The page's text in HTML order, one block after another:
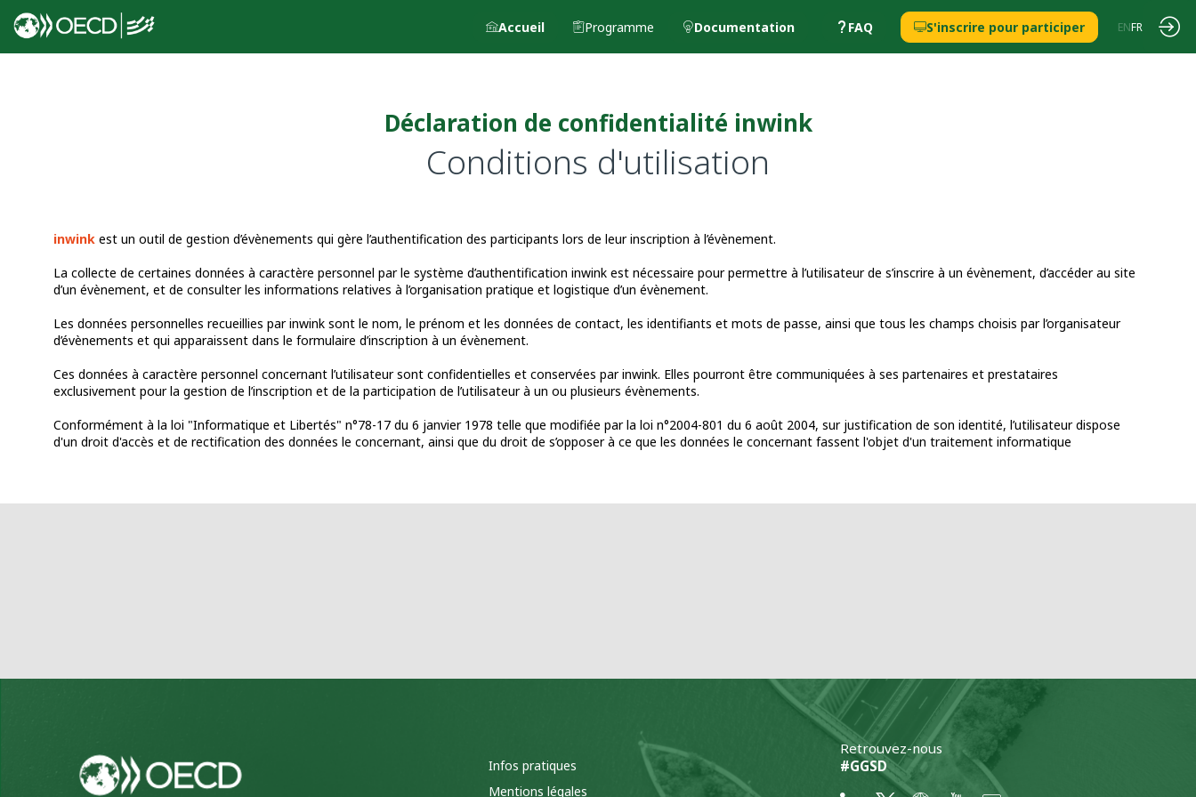
Accueil Programme Documentation FAQ S'inscrire pour participer ENFR
Déclaration de confidentialité inwink
Conditions d'utilisation
inwink est un outil de gestion d’évènements qui gère l’authentification des participants lors de leur inscription à l’évènement.
La collecte de certaines données à caractère personnel par le système d’authentification inwink est nécessaire pour permettre à l’utilisateur de s’inscrire à un évènement, d’accéder au site
d’un évènement, et de consulter les informations relatives à l’organisation pratique et logistique d’un évènement.
Les données personnelles recueillies par inwink sont le nom, le prénom et les données de contact, les identifiants et mots de passe, ainsi que tous les champs choisis par l’organisateur
d’évènements et qui apparaissent dans le formulaire d’inscription à un évènement.
Ces données à caractère personnel concernant l’utilisateur sont confidentielles et conservées par inwink. Elles pourront être communiquées à ses partenaires et prestataires
exclusivement pour la gestion de l’inscription et de la participation de l’utilisateur à un ou plusieurs évènements.
Conformément à la loi "Informatique et Libertés" n°78-17 du 6 janvier 1978 telle que modifiée par la loi n°2004-801 du 6 août 2004, sur justification de son identité, l’utilisateur dispose
d'un droit d'accès et de rectification des données le concernant, ainsi que du droit de s’opposer à ce que les données le concernant fassent l'objet d'un traitement informatique
Infos pratiques
Mentions légales
Retrouvez-nous
#GGSD